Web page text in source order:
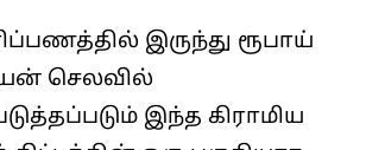
இருந்து ரூபாய்
செலவில்
இந்த கிராமிய